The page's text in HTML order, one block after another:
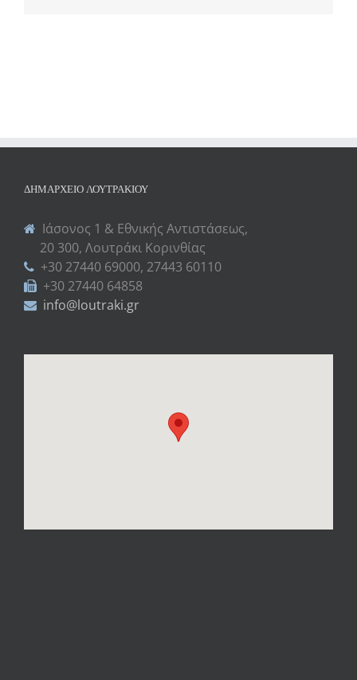
ΔΗΜΑΡΧΕΊΟ ΛΟΥΤΡΑΚΊΟΥ
Ιάσονος 1 & Εθνικής Αντιστάσεως,
20 300, Λουτράκι Κορινθίας
+30 27440 69000, 27443 60110
+30 27440 64858
info@loutraki.gr